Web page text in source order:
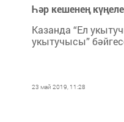
Һәр кешенең
Казанда “Ел
укытучысы”
23 май 2019, 11:28